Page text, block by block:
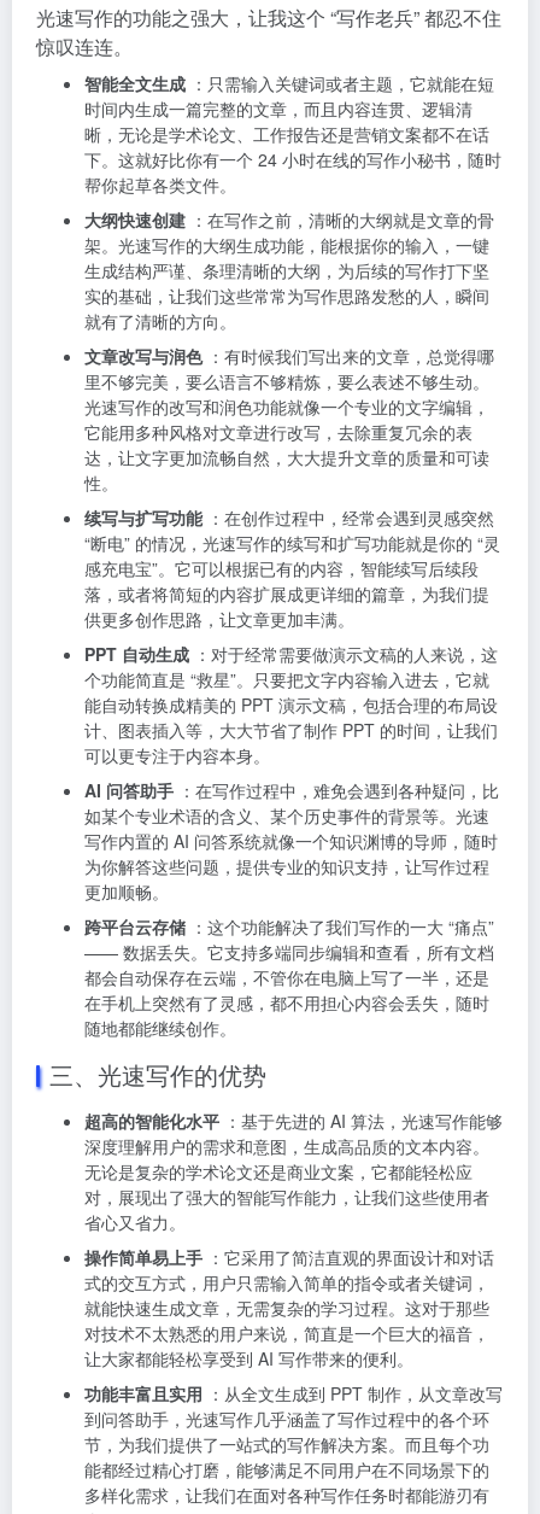
光速写作的功能之强大，让我这个 “写作老兵” 都忍不住
惊叹连连。
智能全文生成 ：只需输入关键词或者主题，它就能在短
时间内生成一篇完整的文章，而且内容连贯、逻辑清
晰，无论是学术论文、工作报告还是营销文案都不在话
下。这就好比你有一个 24 小时在线的写作小秘书，随时
帮你起草各类文件。
大纲快速创建 ：在写作之前，清晰的大纲就是文章的骨
架。光速写作的大纲生成功能，能根据你的输入，一键
生成结构严谨、条理清晰的大纲，为后续的写作打下坚
实的基础，让我们这些常常为写作思路发愁的人，瞬间
就有了清晰的方向。
文章改写与润色：有时候我们写出来的文章，总觉得哪
里不够完美，要么语言不够精炼，要么表述不够生动。
光速写作的改写和润色功能就像一个专业的文字编辑，
它能用多种风格对文章进行改写，去除重复冗余的表
达，让文字更加流畅自然，大大提升文章的质量和可读
性。
续写与扩写功能：在创作过程中，经常会遇到灵感突然
“断电” 的情况，光速写作的续写和扩写功能就是你的 “灵
感充电宝”。它可以根据已有的内容，智能续写后续段
落，或者将简短的内容扩展成更详细的篇章，为我们提
供更多创作思路，让文章更加丰满。
PPT 自动生成 ：对于经常需要做演示文稿的人来说，这
个功能简直是 “救星”。只要把文字内容输入进去，它就
能自动转换成精美的 PPT 演示文稿，包括合理的布局设
计、图表插入等，大大节省了制作 PPT 的时间，让我们
可以更专注于内容本身。
AI 问答助手 ：在写作过程中，难免会遇到各种疑问，比
如某个专业术语的含义、某个历史事件的背景等。光速
写作内置的 AI 问答系统就像一个知识渊博的导师，随时
为你解答这些问题，提供专业的知识支持，让写作过程
更加顺畅。
跨平台云存储 ：这个功能解决了我们写作的一大 “痛点”
—— 数据丢失。它支持多端同步编辑和查看，所有文档
都会自动保存在云端，不管你在电脑上写了一半，还是
在手机上突然有了灵感，都不用担心内容会丢失，随时
随地都能继续创作。
三、光速写作的优势
超高的智能化水平 ：基于先进的 AI 算法，光速写作能够
深度理解用户的需求和意图，生成高品质的文本内容。
无论是复杂的学术论文还是商业文案，它都能轻松应
对，展现出了强大的智能写作能力，让我们这些使用者
省心又省力。
操作简单易上手 ：它采用了简洁直观的界面设计和对话
式的交互方式，用户只需输入简单的指令或者关键词，
就能快速生成文章，无需复杂的学习过程。这对于那些
对技术不太熟悉的用户来说，简直是一个巨大的福音，
让大家都能轻松享受到 AI 写作带来的便利。
功能丰富且实用 ：从全文生成到 PPT 制作，从文章改写
到问答助手，光速写作几乎涵盖了写作过程中的各个环
节，为我们提供了一站式的写作解决方案。而且每个功
能都经过精心打磨，能够满足不同用户在不同场景下的
多样化需求，让我们在面对各种写作任务时都能游刃有